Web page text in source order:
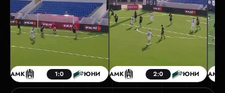
АМК 1:0 ЮНИ АМК 2:0 ЮНИ АМК